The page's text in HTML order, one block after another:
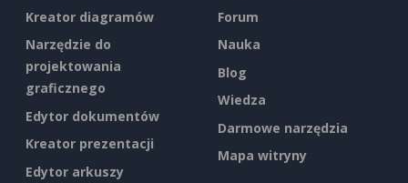
Kreator diagramów
Narzędzie do
projektowania
graficznego
Edytor dokumentów
Kreator prezentacji
Edytor arkuszy
Forum
Nauka
Blog
Wiedza
Darmowe narzędzia
Mapa witryny